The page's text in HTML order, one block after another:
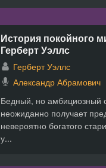
История покойного
Герберт Уэллс
Герберт Уэллс
Александр Абрамович
Бедный, но амбициозный
неожиданно получает
невероятно богатого
у...